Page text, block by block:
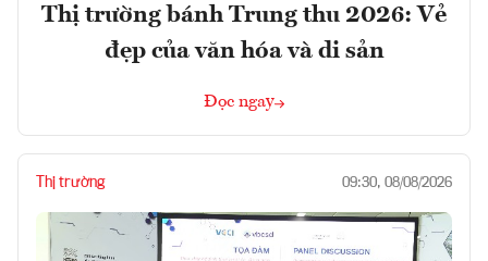
Thị trường bánh Trung thu 2026: Vẻ
đẹp của văn hóa và di sản
Đọc ngay
Thị trường 09:30, 08/08/2026